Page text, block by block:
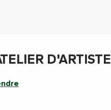
D'ARTISTE